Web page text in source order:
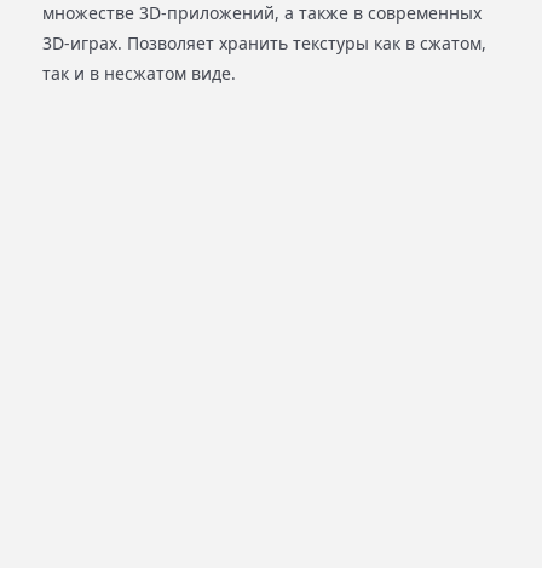
множестве 3D-приложений, а также в современных
3D-играх. Позволяет хранить текстуры как в сжатом,
так и в несжатом виде.